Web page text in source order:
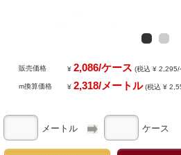
販売価格 ¥2,086/ケース (税込 ¥ 2,295/
m換算価格 ¥2,318/メートル(税込 ¥
メートル ケース